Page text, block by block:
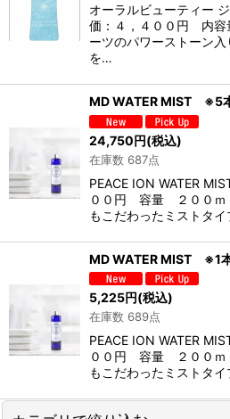
オーラルビューティー
価：４，４００円 内容
ーツのパワーストーン
を…
MD WATER MIST ※5
24,750円(税込)
在庫数 687点
PEACE ION WATER
００円 容量 ２００ｍ
もこだわったミストタ
MD WATER MIST ※1
5,225円(税込)
在庫数 689点
PEACE ION WATER
００円 容量 ２００ｍ
もこだわったミストタ